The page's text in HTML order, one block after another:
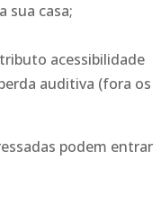
sua casa;
acessibilidade
auditiva (fora os
podem entrar